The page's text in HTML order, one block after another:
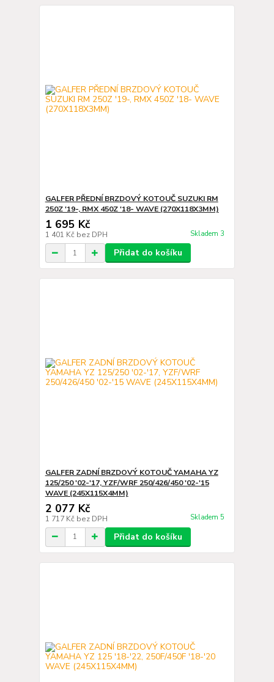
GALFER PŘEDNÍ BRZDOVÝ KOTOUČ SUZUKI RM
250Z '19-, RMX 450Z '18- WAVE (270X118X3MM)
1 695 Kč
1 401 Kč bez DPH Skladem 3
Přidat do košíku
GALFER ZADNÍ BRZDOVÝ KOTOUČ YAMAHA YZ
125/250 '02-'17, YZF/WRF 250/426/450 '02-'15
WAVE (245X115X4MM)
2 077 Kč
1 717 Kč bez DPH Skladem 5
Přidat do košíku